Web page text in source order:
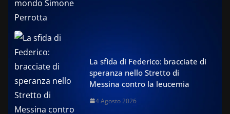
La sfida di Federico: bracciate di
speranza nello Stretto di
Messina contro la leucemia
4 Agosto 2026